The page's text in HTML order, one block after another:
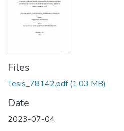
Files
Tesis_78142.pdf(1.03 MB)
Date
2023-07-04